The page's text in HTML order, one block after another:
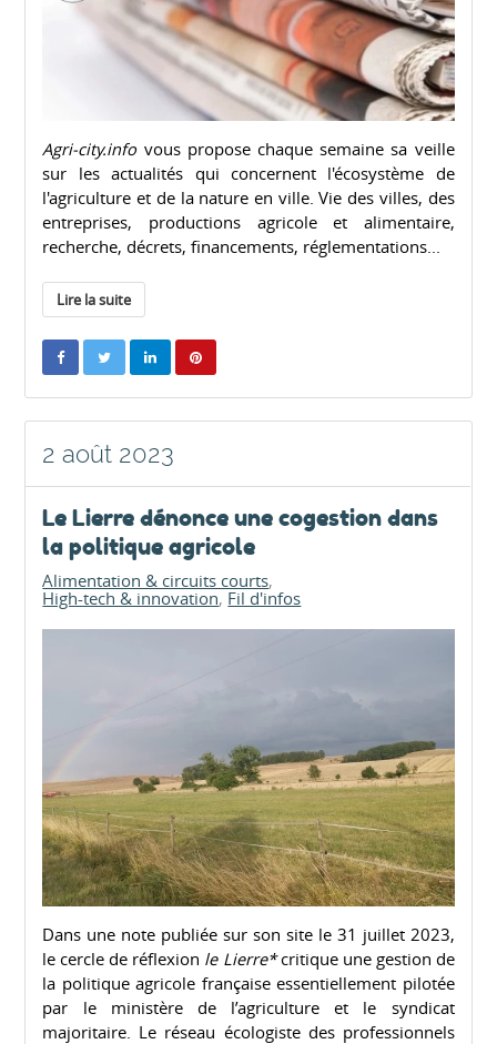
Agri-city.infovous propose chaque semaine sa veille
sur les actualités qui concernent l'écosystème de
l'agriculture et de la nature en ville. Vie des villes, des
entreprises, productions agricole et alimentaire,
recherche, décrets, financements, réglementations...
Lire la suite
2 août 2023
Le Lierre dénonce une cogestion dans
la politique agricole
Alimentation & circuits courts
High-tech & innovation Fil d'infos
Dans une note publiée sur son site le 31 juillet 2023,
le cercle de réflexion le Lierre*critique une gestion de
la politique agricole française essentiellement pilotée
par le ministère de l’agriculture et le syndicat
majoritaire. Le réseau écologiste des professionnels